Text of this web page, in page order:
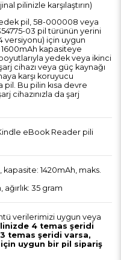
pilinizle karşılaştırın)
pil, 58-000008 veya
03 pil türünün yerini
versiyonu) için uygun
kapasiteye
boyutlarıyla yedek veya ikinci
cihazı veya güç kaynağı
karşı koruyucu
Bu pilin kısa devre
cihazınızla da şarj
eBook Reader pili
1420mAh, maks.
ağırlık: 35 gram
verilerimizi uygun veya
4 temas şeridi
temas şeridi varsa,
uygun bir pil sipariş